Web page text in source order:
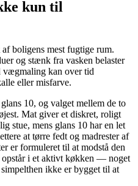
kun til
boligens mest fugtige rum.
og stænk fra vasken belaster
vægmaling kan over tid
eller misfarve.
10, og valget mellem de to
Mat giver et diskret, roligt
stue, mens glans 10 har en let
at tørre fedt og madrester af
er formuleret til at modstå den
opstår i et aktivt køkken — noget
ikke er bygget til at